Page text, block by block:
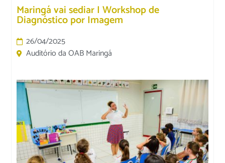
Maringá vai sediar I Workshop de
Diagnóstico por Imagem
26/04/2025
Auditório da OAB Maringá